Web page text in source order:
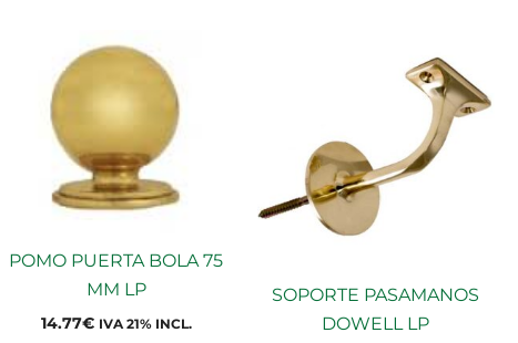
POMO PUERTA BOLA 75
MM LP
14.77€ IVA 21% INCL.
SOPORTE PASAMANOS
DOWELL LP